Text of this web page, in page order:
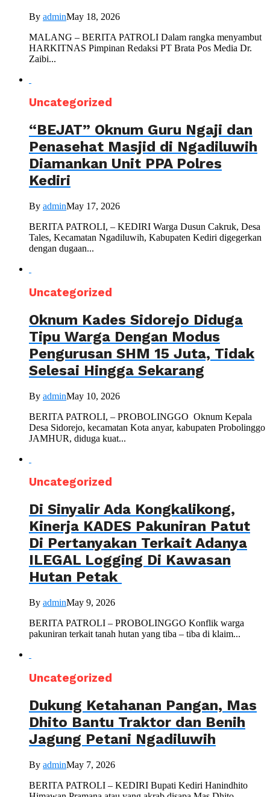
By adminMay 18, 2026
MALANG – BERITA PATROLI Dalam rangka menyambut
HARKITNAS Pimpinan Redaksi PT Brata Pos Media Dr.
Zaibi...
Uncategorized
“BEJAT” Oknum Guru Ngaji dan
Penasehat Masjid di Ngadiluwih
Diamankan Unit PPA Polres
Kediri
By adminMay 17, 2026
BERITA PATROLI, – KEDIRI Warga Dusun Cakruk, Desa
Tales, Kecamatan Ngadiluwih, Kabupaten Kediri digegerkan
dengan dugaan...
Uncategorized
Oknum Kades Sidorejo Diduga
Tipu Warga Dengan Modus
Pengurusan SHM 15 Juta, Tidak
Selesai Hingga Sekarang
By adminMay 10, 2026
BERITA PATROLI, – PROBOLINGGO Oknum Kepala
Desa Sidorejo, kecamatan Kota anyar, kabupaten Probolinggo
JAMHUR, diduga kuat...
Uncategorized
Di Sinyalir Ada Kongkalikong,
Kinerja KADES Pakuniran Patut
Di Pertanyakan Terkait Adanya
ILEGAL Logging Di Kawasan
Hutan Petak
By adminMay 9, 2026
BERITA PATROLI – PROBOLINGGO Konflik warga
pakuniran terkait tanah hutan yang tiba – tiba di klaim...
Uncategorized
Dukung Ketahanan Pangan, Mas
Dhito Bantu Traktor dan Benih
Jagung Petani Ngadiluwih
By adminMay 7, 2026
BERITA PATROLI – KEDIRI Bupati Kediri Hanindhito